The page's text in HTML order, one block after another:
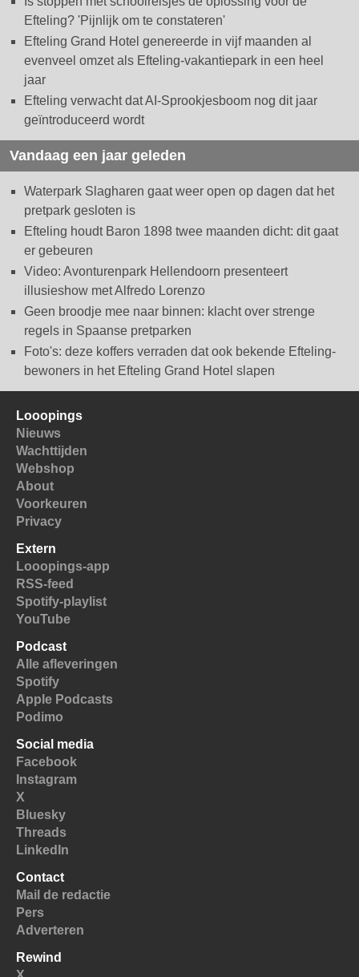
Efteling? 'Pijnlijk om te constateren'
Efteling Grand Hotel genereerde in vijf maanden al
evenveel omzet als Efteling-vakantiepark in een heel
jaar
Efteling verwacht dat AI-Sprookjesboom nog dit jaar
geïntroduceerd wordt
Vandaag een jaar geleden
Waterpark Slagharen gaat weer open op dagen dat het
pretpark gesloten is
Efteling houdt Baron 1898 twee maanden dicht: dit gaat
er gebeuren
Video: Avonturenpark Hellendoorn presenteert
illusieshow met Alfredo Lorenzo
Geen broodje mee naar binnen: klacht over strenge
regels in Spaanse pretparken
Foto's: deze koffers verraden dat ook bekende Efteling-
bewoners in het Efteling Grand Hotel slapen
Looopings
Nieuws
Wachttijden
Webshop
About
Voorkeuren
Privacy
Extern
Looopings-app
RSS-feed
Spotify-playlist
YouTube
Podcast
Alle afleveringen
Spotify
Apple Podcasts
Podimo
Social media
Facebook
Instagram
X
Bluesky
Threads
LinkedIn
Contact
Mail de redactie
Pers
Adverteren
Rewind